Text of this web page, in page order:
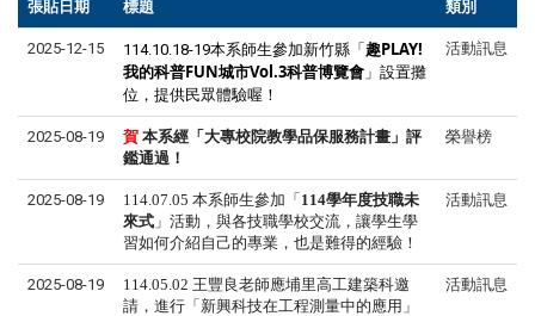
張貼日期 標題 類別
2025-12-15 114.10.18-19本系師生參加新竹縣「趣PLAY!
我的科普FUN城市Vol.3科普博覽會 」設置攤
位，提供民眾體驗喔！
活動訊息
2025-08-19 賀 本系經「大專校院教學品保服務計畫」評
鑑通過！
榮譽榜
2025-08-19 114.07.05 本系師生參加「 114學年度技職未
來式 」活動，與各技職學校交流，讓學生學
習如何介紹自己的專業，也是難得的經驗！
活動訊息
2025-08-19 114.05.02 王豐良老師應埔里高工建築科邀
請，進行「新興科技在工程測量中的應用」
活動訊息